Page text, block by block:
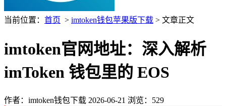
当前位置： 首页 > imtoken钱包苹果版下载 > 文章正文
imtoken官网地址：深入解析
imToken 钱包里的 EOS
作者：imtoken钱包下载 2026-06-21 浏览：529